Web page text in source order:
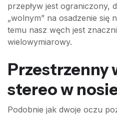
przepływ jest ograniczony,
„wolnym” na osadzenie się
temu nasz węch jest
wielowymiarowy.
Przestrzenny
stereo w
Podobnie jak dwoje oczu